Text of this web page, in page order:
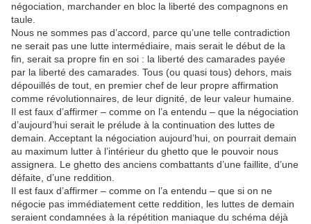
négociation, marchander en bloc la liberté des compagnons en
taule.
Nous ne sommes pas d’accord, parce qu’une telle contradiction
ne serait pas une lutte intermédiaire, mais serait le début de la
fin, serait sa propre fin en soi : la liberté des camarades payée
par la liberté des camarades. Tous (ou quasi tous) dehors, mais
dépouillés de tout, en premier chef de leur propre affirmation
comme révolutionnaires, de leur dignité, de leur valeur humaine.
Il est faux d’affirmer – comme on l’a entendu – que la négociation
d’aujourd’hui serait le prélude à la continuation des luttes de
demain. Acceptant la négociation aujourd’hui, on pourrait demain
au maximum lutter à l’intérieur du ghetto que le pouvoir nous
assignera. Le ghetto des anciens combattants d’une faillite, d’une
défaite, d’une reddition.
Il est faux d’affirmer – comme on l’a entendu – que si on ne
négocie pas immédiatement cette reddition, les luttes de demain
seraient condamnées à la répétition maniaque du schéma déjà